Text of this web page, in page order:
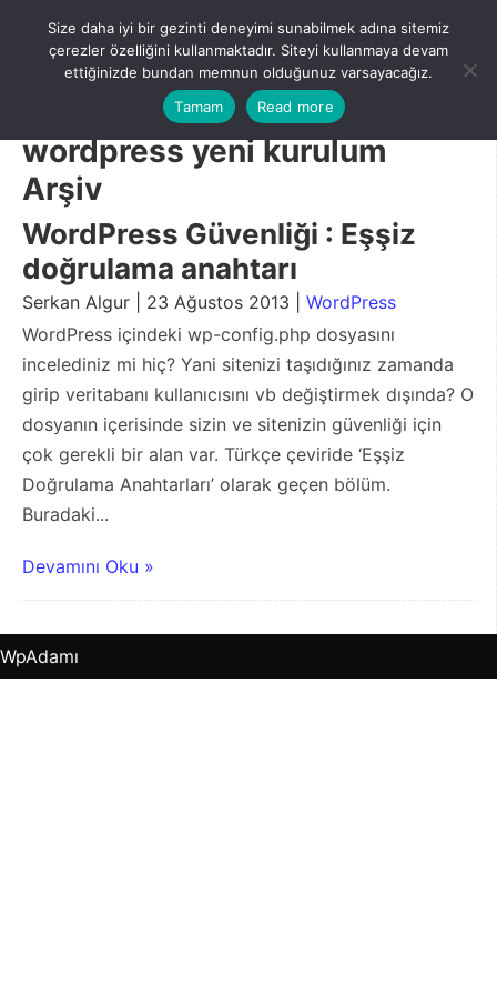
content
Menu
wordpress yeni kurulum
Arşiv
WordPress Güvenliği : Eşşiz
doğrulama anahtarı
Serkan Algur | 23 Ağustos 2013 | WordPress
WordPress içindeki wp-config.php dosyasını
incelediniz mi hiç? Yani sitenizi taşıdığınız zamanda
girip veritabanı kullanıcısını vb değiştirmek dışında? O
dosyanın içerisinde sizin ve sitenizin güvenliği için
çok gerekli bir alan var. Türkçe çeviride ‘Eşşiz
Doğrulama Anahtarları’ olarak geçen bölüm.
Buradaki...
Devamını Oku »
WpAdamı
Size daha iyi bir gezinti deneyimi sunabilmek adına sitemiz
çerezler özelliğini kullanmaktadır. Siteyi kullanmaya devam
ettiğinizde bundan memnun olduğunuz varsayacağız.
Tamam
Read more